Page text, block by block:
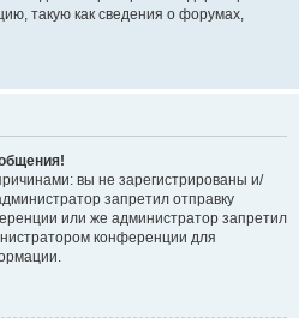
такую как сведения о форумах,
вы не зарегистрированы и/
запретил отправку
или же администратор запретил
конференции для